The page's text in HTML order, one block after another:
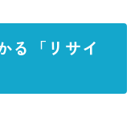
る「リサイ